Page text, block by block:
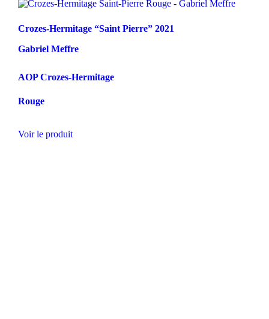
Crozes-Hermitage “Saint Pierre” 2021
Gabriel Meffre
AOP Crozes-Hermitage
Rouge
Voir le produit